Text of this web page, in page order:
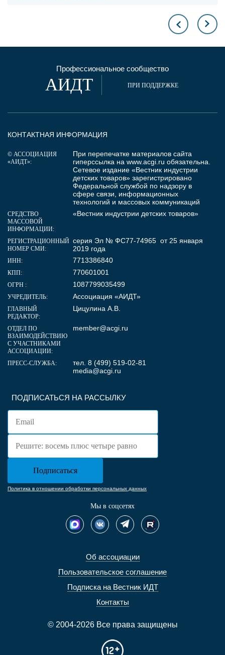
Профессиональное сообщество
АИДТ ПРИ ПОДДЕРЖКЕ
Об ассоциации
Пользовательское соглашение
Подписка на Вестник ИДТ
Контакты
© 2004-2026 Все права защищены
ПОДПИСАТЬСЯ НА РАССЫЛКУ
Политика в отношении обработки персональных данных
Мы в соцсетях
КОНТАКТНАЯ ИНФОРМАЦИЯ
© АССОЦИАЦИЯ
«АИДТ»:
При перепечатке материалов сайта
гиперссылка на www.acgi.ru обязательна.
Сетевое издание «Вестник индустрии
детских товаров» зарегистрировано
Федеральной службой по надзору в
сфере связи, информационных
технологий и массовых коммуникаций
СРЕДСТВО
МАССОВОЙ
ИНФОРМАЦИИ:
«Вестник индустрии детских товаров»
РЕГИСТРАЦИОННЫЙ
НОМЕР СМИ:
серия Эл № ФС77-74965 от 25 января
2019 года
ИНН: 7713386840
КПП: 770601001
ОГРН : 1087799035499
УЧРЕДИТЕЛЬ: Ассоциация «АИДТ»
ГЛАВНЫЙ
РЕДАКТОР:
Цицулина А.В.
ОТДЕЛ ПО
ВЗАИМОДЕЙСТВИЮ
С УЧАСТНИКАМИ
АССОЦИАЦИИ:
member@acgi.ru
ПРЕСС-СЛУЖБА:
тел. 8 (499) 519-02-81
media@acgi.ru